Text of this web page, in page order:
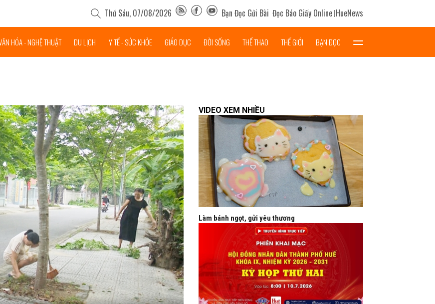
Thứ Sáu, 07/08/2026 Bạn Đọc Gửi Bài Đọc Báo Giấy Online HueNews
HÓA - NGHỆ THUẬT DU LỊCH Y TẾ - SỨC KHỎE GIÁO DỤC ĐỜI SỐNG THỂ THAO THẾ GIỚI BẠN ĐỌC
VIDEO XEM NHIỀU
Làm bánh ngọt, gửi yêu thương